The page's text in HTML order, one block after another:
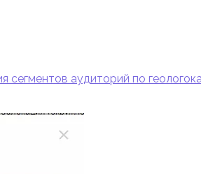
сегментов аудиторий по